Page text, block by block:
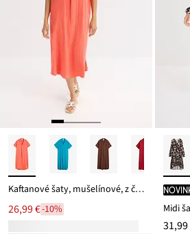
Kaftanové šaty, mušelínové, z čistej bavlny
26,99 €-10% Midi
31,99